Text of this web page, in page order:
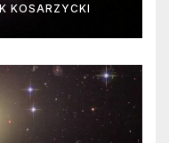
KOSARZYCKI